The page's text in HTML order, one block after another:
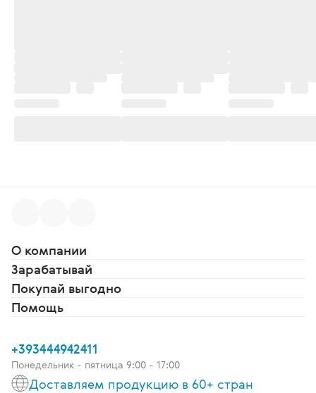
О компании
Зарабатывай
Покупай выгодно
Помощь
+393444942411
Понедельник - пятница 9:00 - 17:00
Доставляем продукцию в 60+ стран